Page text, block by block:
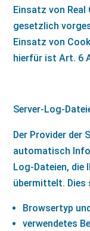
Einsatz von
gesetzlich
Einsatz von
hierfür ist Art. 6
Server-Log-
Der Provider der
automatisch
Log-Dateien, die
übermittelt. Dies
Browsertyp
verwendetes